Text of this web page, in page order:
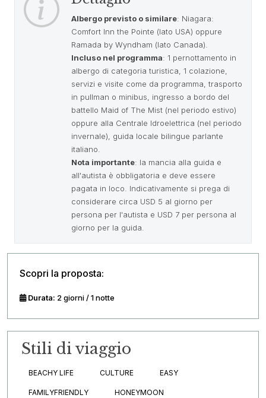
Albergo previsto o similare: Niagara:
Comfort Inn the Pointe (lato USA) oppure
Ramada by Wyndham (lato Canada).
Incluso nel programma: 1 pernottamento in
albergo di categoria turistica, 1 colazione,
servizi e visite come da programma, trasporto
in pullman o minibus, ingresso a bordo del
battello Maid of The Mist (nel periodo estivo)
oppure alla Centrale Idroelettrica (nel periodo
invernale), guida locale bilingue parlante
italiano.
Nota importante: la mancia alla guida e
all'autista è obbligatoria e deve essere
pagata in loco. Indicativamente si prega di
considerare circa USD 5 al giorno per
persona per l'autista e USD 7 per persona al
giorno per la guida.
Scopri la proposta:
Durata: 2 giorni / 1 notte
Stili di viaggio
BEACHY LIFE CULTURE EASY
FAMILYFRIENDLY HONEYMOON